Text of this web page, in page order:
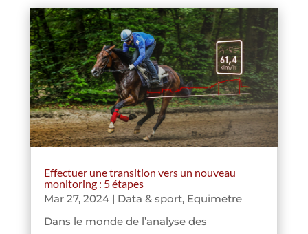
Effectuer une transition vers un nouveau
monitoring : 5 étapes
Mar 27, 2024| Data & sport, Equimetre
Dans le monde de l’analyse des